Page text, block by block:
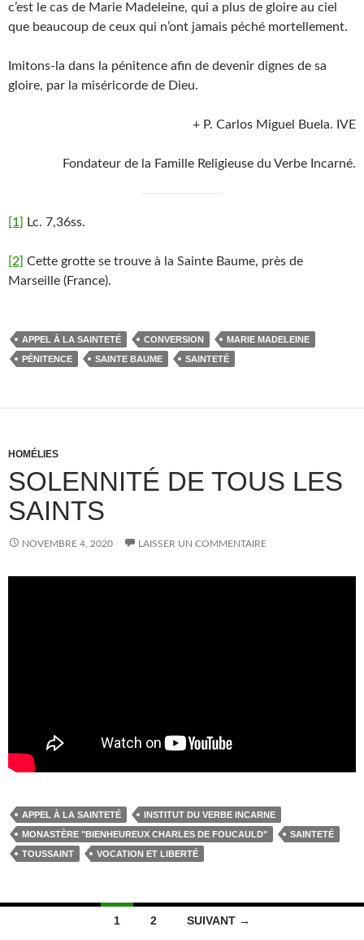
c’est le cas de Marie Madeleine, qui a plus de gloire au ciel
que beaucoup de ceux qui n’ont jamais péché mortellement.
Imitons-la dans la pénitence afin de devenir dignes de sa
gloire, par la miséricorde de Dieu.
+ P. Carlos Miguel Buela. IVE
Fondateur de la Famille Religieuse du Verbe Incarné.
[1] Lc. 7,36ss.
[2] Cette grotte se trouve à la Sainte Baume, près de
Marseille (France).
APPEL À LA SAINTETÉ CONVERSION
MARIE MADELEINE
PÉNITENCE
SAINTE BAUME SAINTETÉ
HOMÉLIES
SOLENNITÉ DE TOUS LES
SAINTS
NOVEMBRE 4, 2020 LAISSER UN COMMENTAIRE
APPEL À LA SAINTETÉ
INSTITUT DU VERBE INCARNE
MONASTÈRE "BIENHEUREUX CHARLES DE FOUCAULD"
SAINTETÉ
TOUSSAINT
VOCATION ET LIBERTÉ
1 2 SUIVANT →